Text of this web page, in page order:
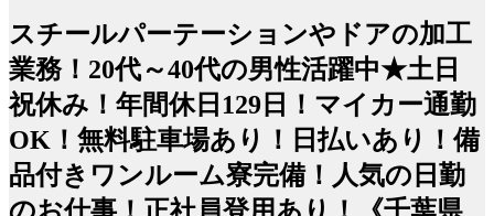
スチールパーテーションやドアの加工
業務！20代～40代の男性活躍中★土日
祝休み！年間休日129日！マイカー通勤
OK！無料駐車場あり！日払いあり！備
品付きワンルーム寮完備！人気の日勤
のお仕事！正社員登用あり！《千葉県